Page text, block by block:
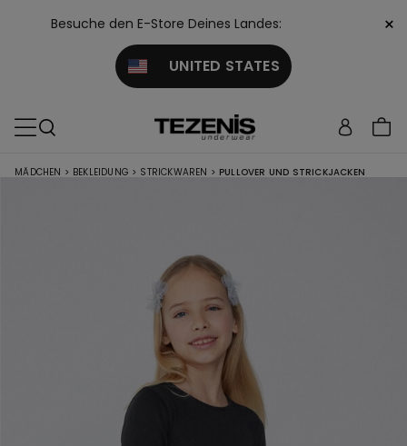
Besuche den E-Store Deines Landes:
UNITED STATES
×
MÄDCHEN > BEKLEIDUNG > STRICKWAREN > PULLOVER UND STRICKJACKEN